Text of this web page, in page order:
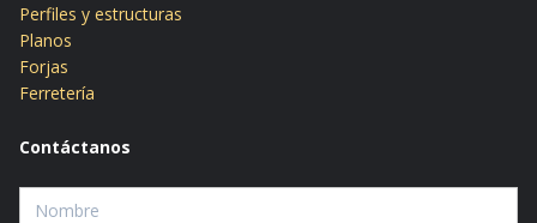
Perfiles y estructuras
Planos
Forjas
Ferretería
Contáctanos